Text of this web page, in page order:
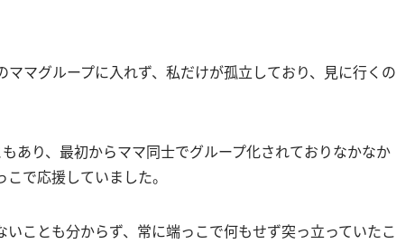
マグループに入れず、私だけが孤立しており、見に行くの
あり、最初からママ同士でグループ化されておりなかなか
で応援していました。
ことも分からず、常に端っこで何もせず突っ立っていたこ